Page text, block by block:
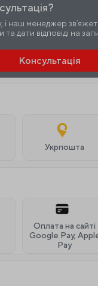
і наш менеджер
дати відповіді на
Консультація
Укрпошта
Оплата на сайті
Google Pay,
Pay